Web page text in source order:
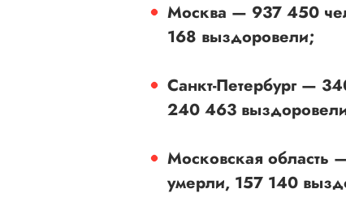
Москва — 937 450
168 выздоровели;
Санкт-Петербург —
240 463
Московская область
умерли, 157 140